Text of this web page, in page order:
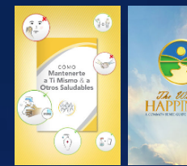
VE VE